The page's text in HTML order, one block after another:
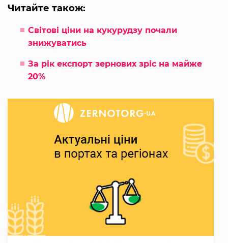
Читайте також:
Світові ціни на кукурудзу почали
знижуватись
За рік експорт зернових зріс на майже
20%